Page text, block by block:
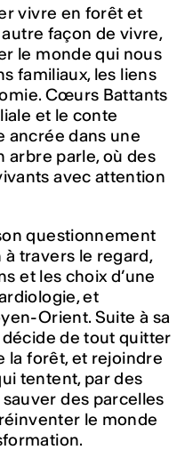
vivre en forêt et
façon de vivre,
le monde qui nous
familiaux, les liens
Cœurs Battants
et le conte
ancrée dans une
arbre parle, où des
avec attention
questionnement
travers le regard,
et les choix d’une
et
Orient. Suite à sa
de tout quitter
la forêt, et rejoindre
tentent, par des
des parcelles
le monde